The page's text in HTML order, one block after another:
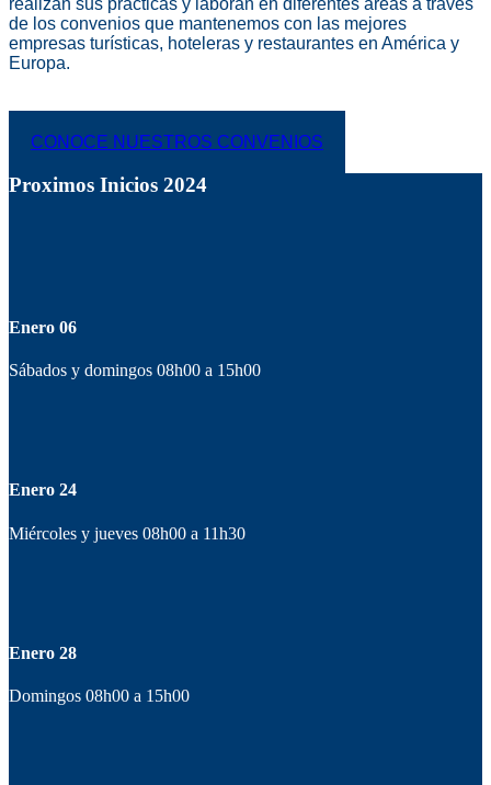
realizan sus prácticas y laboran en diferentes áreas a través
de los convenios que mantenemos con las mejores
empresas turísticas, hoteleras y restaurantes en América y
Europa.
CONOCE NUESTROS CONVENIOS
Proximos Inicios 2024
Enero 06
Sábados y domingos 08h00 a 15h00
Enero 24
Miércoles y jueves 08h00 a 11h30
Enero 28
Domingos 08h00 a 15h00